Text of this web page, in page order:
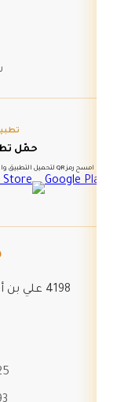
حمّل
امسح رمز QR لتحميل التطبيق والاستفادة من خدمات إيجاز بسهولة